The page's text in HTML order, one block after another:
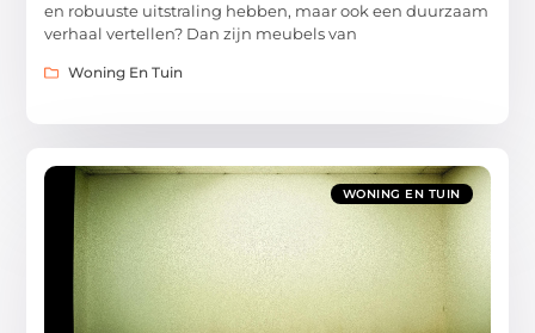
en robuuste uitstraling hebben, maar ook een duurzaam
verhaal vertellen? Dan zijn meubels van
Woning En Tuin
WONING EN TUIN